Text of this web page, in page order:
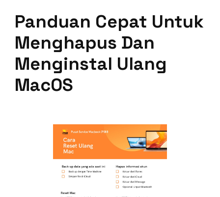
Panduan Cepat Untuk
Menghapus Dan
Menginstal Ulang
MacOS